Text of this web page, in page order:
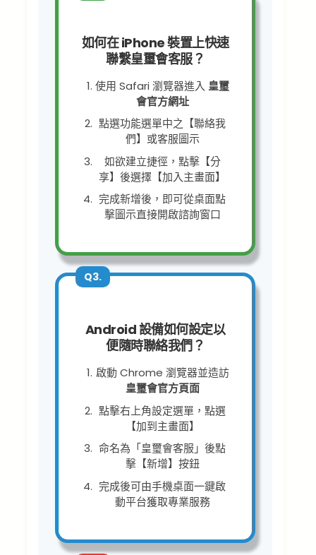
如何在 iPhone 裝置上快速
聯繫皇璽會客服？
使用 Safari 瀏覽器進入 皇璽
會官方網址
點選功能選單中之【聯絡我
們】或客服圖示
如欲建立捷徑，點擊【分
享】後選擇【加入主畫面】
完成新增後，即可從桌面點
擊圖示直接開啟諮詢窗口
Q3.
Android 設備如何設定以
便隨時聯絡我們？
啟動 Chrome 瀏覽器並造訪
皇璽會官方頁面
點擊右上角設定選單，點選
【加到主畫面】
命名為「皇璽會客服」後點
擊【新增】按鈕
完成後可由手機桌面一鍵啟
動平台獲取專業服務